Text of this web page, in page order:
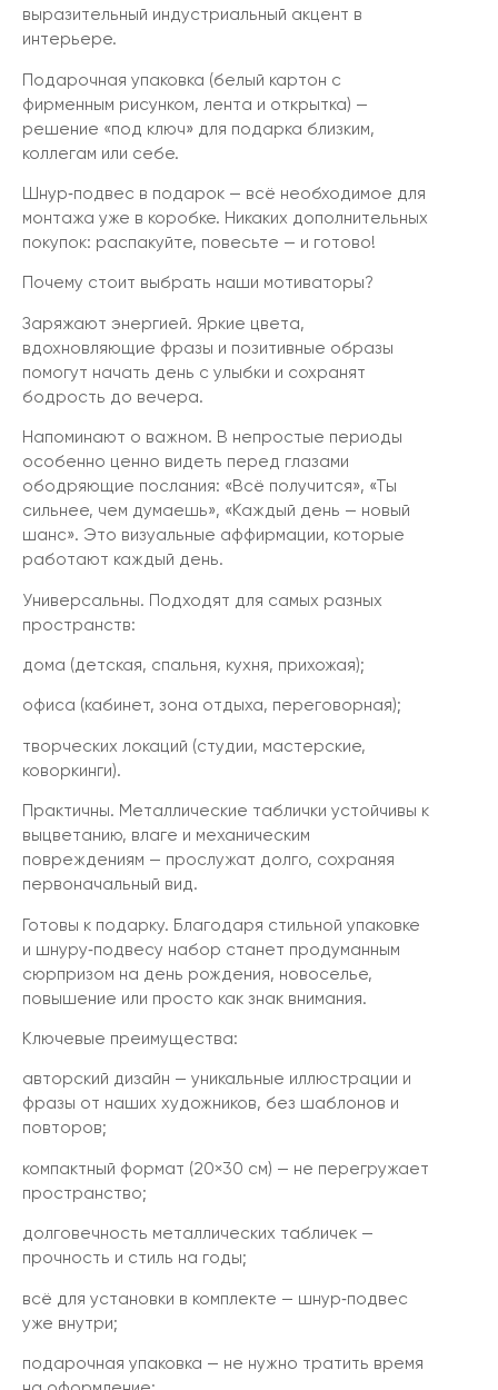
выразительный индустриальный акцент в
интерьере.
Подарочная упаковка (белый картон с
фирменным рисунком, лента и открытка) —
решение «под ключ» для подарка близким,
коллегам или себе.
Шнур‑подвес в подарок — всё необходимое для
монтажа уже в коробке. Никаких дополнительных
покупок: распакуйте, повесьте — и готово!
Почему стоит выбрать наши мотиваторы?
Заряжают энергией. Яркие цвета,
вдохновляющие фразы и позитивные образы
помогут начать день с улыбки и сохранят
бодрость до вечера.
Напоминают о важном. В непростые периоды
особенно ценно видеть перед глазами
ободряющие послания: «Всё получится», «Ты
сильнее, чем думаешь», «Каждый день — новый
шанс». Это визуальные аффирмации, которые
работают каждый день.
Универсальны. Подходят для самых разных
пространств:
дома (детская, спальня, кухня, прихожая);
офиса (кабинет, зона отдыха, переговорная);
творческих локаций (студии, мастерские,
коворкинги).
Практичны. Металлические таблички устойчивы к
выцветанию, влаге и механическим
повреждениям — прослужат долго, сохраняя
первоначальный вид.
Готовы к подарку. Благодаря стильной упаковке
и шнуру‑подвесу набор станет продуманным
сюрпризом на день рождения, новоселье,
повышение или просто как знак внимания.
Ключевые преимущества:
авторский дизайн — уникальные иллюстрации и
фразы от наших художников, без шаблонов и
повторов;
компактный формат (20×30 см) — не перегружает
пространство;
долговечность металлических табличек —
прочность и стиль на годы;
всё для установки в комплекте — шнур‑подвес
уже внутри;
подарочная упаковка — не нужно тратить время